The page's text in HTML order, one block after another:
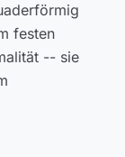
festen
-- sie